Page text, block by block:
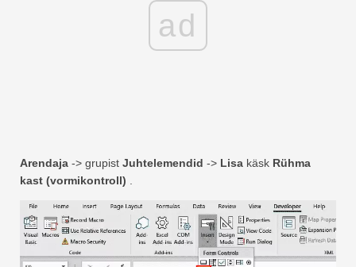
ad
Arendaja -> grupist Juhtelemendid -> Lisa käsk Rühma
kast (vormikontroll) .